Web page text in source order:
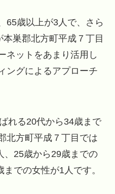
65歳以上が3人で、さら
巣郡北方町平成７丁目
ネットをあまり活用し
ングによるアプローチ
れる20代から34歳まで
北方町平成７丁目では
、25歳から29歳までの
での女性が1人です。